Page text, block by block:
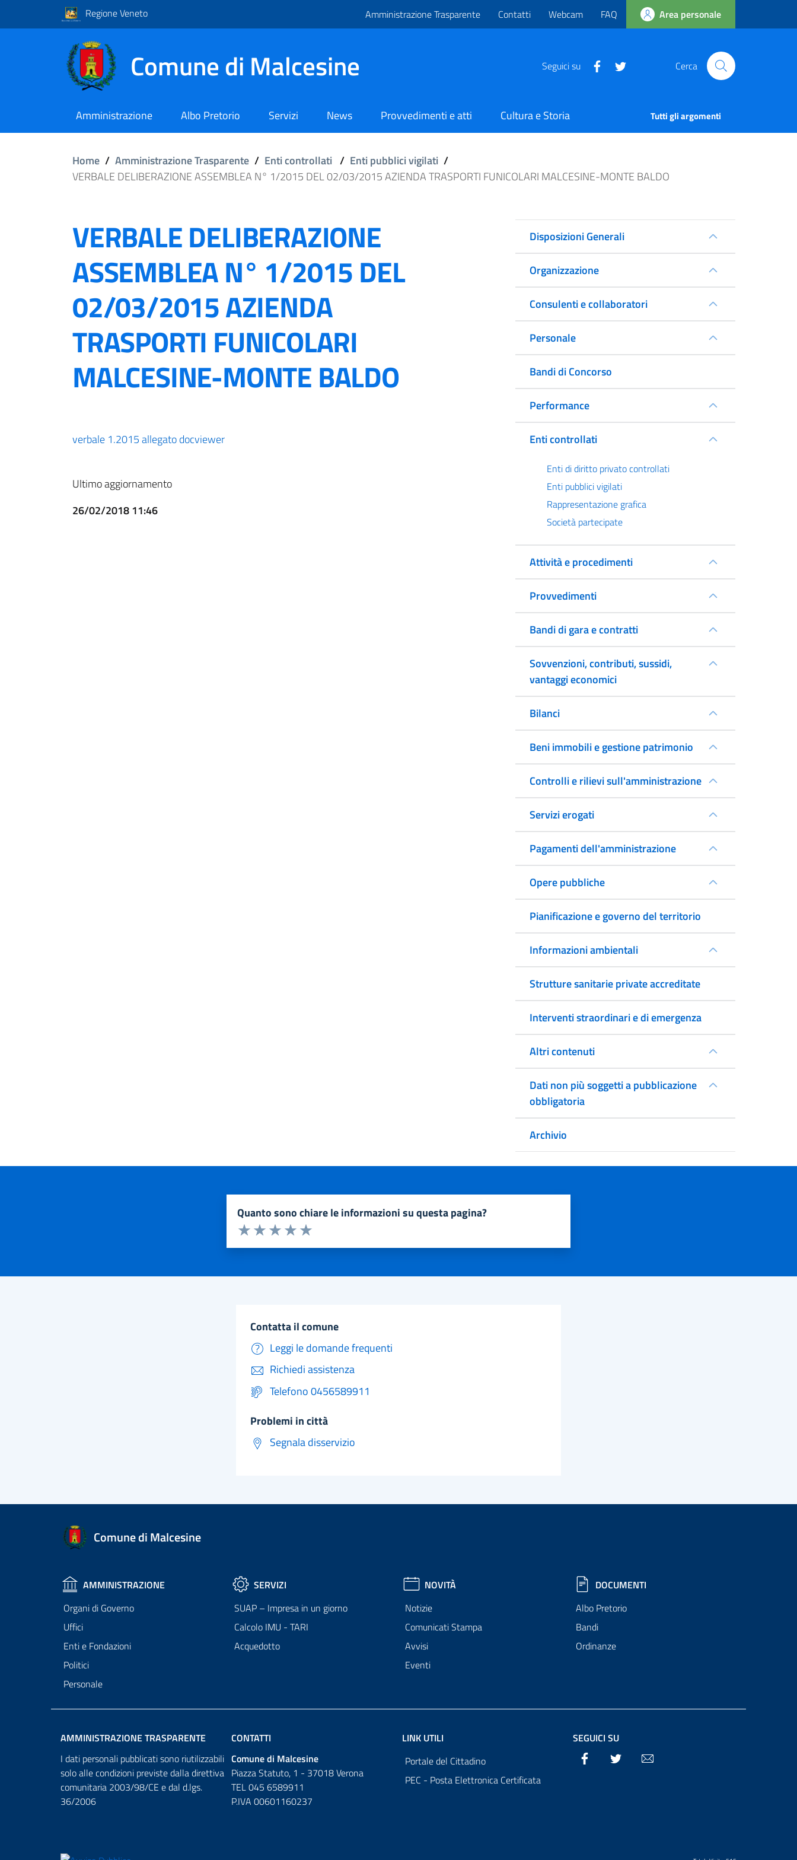
Regione Veneto Amministrazione Trasparente Contatti Webcam FAQ Area personale
Comune di Malcesine Seguici su Cerca
Amministrazione Albo Pretorio Servizi News Provvedimenti e atti Cultura e Storia Tutti gli argomenti
Home / Amministrazione Trasparente / Enti controllati / Enti pubblici vigilati /
VERBALE DELIBERAZIONE ASSEMBLEA N° 1/2015 DEL 02/03/2015 AZIENDA TRASPORTI FUNICOLARI MALCESINE-MONTE BALDO
VERBALE DELIBERAZIONE
ASSEMBLEA N° 1/2015 DEL
02/03/2015 AZIENDA
TRASPORTI FUNICOLARI
MALCESINE-MONTE BALDO
verbale 1.2015 allegato docviewer
Ultimo aggiornamento
26/02/2018 11:46
Disposizioni Generali
Organizzazione
Consulenti e collaboratori
Personale
Bandi di Concorso
Performance
Enti controllati
Enti di diritto privato controllati
Enti pubblici vigilati
Rappresentazione grafica
Società partecipate
Attività e procedimenti
Provvedimenti
Bandi di gara e contratti
Sovvenzioni, contributi, sussidi,
vantaggi economici
Bilanci
Beni immobili e gestione patrimonio
Controlli e rilievi sull'amministrazione
Servizi erogati
Pagamenti dell'amministrazione
Opere pubbliche
Pianificazione e governo del territorio
Informazioni ambientali
Strutture sanitarie private accreditate
Interventi straordinari e di emergenza
Altri contenuti
Dati non più soggetti a pubblicazione
obbligatoria
Archivio
quanto sono chiare le informazioni su questa pagina?
Valuta da 1 a 5 stelle la pagina
Valuta 5 stelle su 5
Valuta 4 stelle su 5
Valuta 3 stelle su 5
Valuta 2 stelle su 5
Valuta 1 stelle su 5
contatta il comune
Leggi le domande frequenti
Richiedi assistenza
Telefono 0456589911
problemi in città
Segnala disservizio
Comune di Malcesine
AMMINISTRAZIONE
Organi di Governo
Uffici
Enti e Fondazioni
Politici
Personale
SERVIZI
SUAP – Impresa in un giorno
Calcolo IMU - TARI
Acquedotto
NOVITÀ
Notizie
Comunicati Stampa
Avvisi
Eventi
DOCUMENTI
Albo Pretorio
Bandi
Ordinanze
AMMINISTRAZIONE TRASPARENTE
I dati personali pubblicati sono riutilizzabili
solo alle condizioni previste dalla direttiva
comunitaria 2003/98/CE e dal d.lgs.
36/2006
CONTATTI
Comune di Malcesine
Piazza Statuto, 1 - 37018 Verona
TEL 045 6589911
P.IVA 00601160237
LINK UTILI
Portale del Cittadino
PEC - Posta Elettronica Certificata
SEGUICI SU
Facebook Twitter